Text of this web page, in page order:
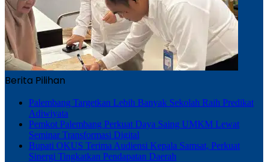
Berita Pilihan
Palembang Targetkan Lebih Banyak Sekolah Raih Predikat
Adiwiyata
Pemkot Palembang Perkuat Daya Saing UMKM Lewat
Seminar Transformasi Digital
Bupati OKUS Terima Audiensi Kepala Samsat, Perkuat
Sinergi Tingkatkan Pendapatan Daerah